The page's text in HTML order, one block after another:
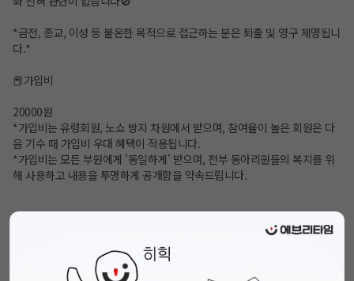
*금전, 종교, 이성 등 불온한 목적으로 접근하는 분은 퇴출 및 영구 제명됩니
다.*
📕가입비
20000원
*가입비는 유령회원, 노쇼 방지 차원에서 받으며, 참여율이 높은 회원은 다
음 기수 때 가입비 우대 혜택이 적용됩니다.
*가입비는 모든 부원에게 '동일하게' 받으며, 전부 동아리원들의 복지를 위
해 사용하고 내용을 투명하게 공개함을 약속드립니다.
*동아리 관련 문의 : 1:1 카톡 링크
https://open.kakao.com/o/sL1eq05g